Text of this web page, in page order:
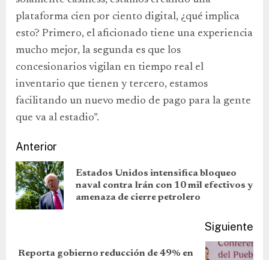
plataforma cien por ciento digital, ¿qué implica
esto? Primero, el aficionado tiene una experiencia
mucho mejor, la segunda es que los
concesionarios vigilan en tiempo real el
inventario que tienen y tercero, estamos
facilitando un nuevo medio de pago para la gente
que va al estadio”.
Anterior
Estados Unidos intensifica bloqueo
naval contra Irán con 10 mil efectivos y
amenaza de cierre petrolero
Siguiente
Reporta gobierno reducción de 49% en